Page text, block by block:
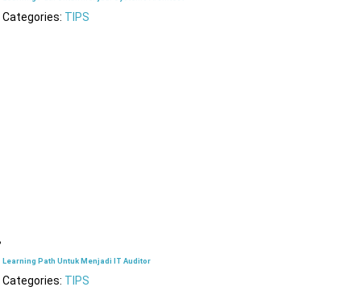
Categories: TIPS
Learning Path Untuk Menjadi IT Auditor
Categories: TIPS